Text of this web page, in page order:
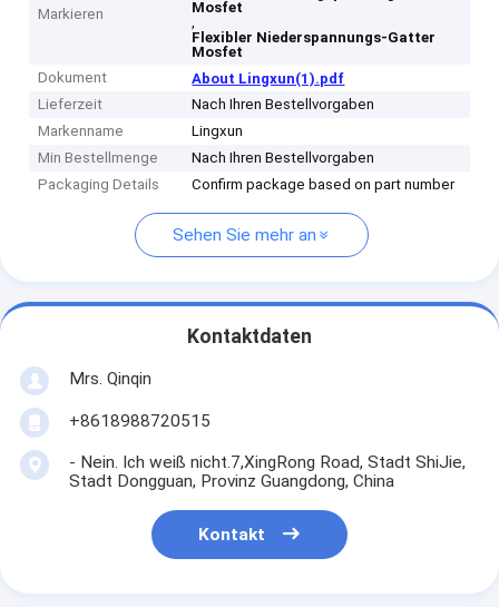
Markieren
Mosfet
,
Flexibler Niederspannungs-Gatter
Mosfet
Dokument
About Lingxun(1).pdf
Lieferzeit
Nach Ihren Bestellvorgaben
Markenname
Lingxun
Min Bestellmenge
Nach Ihren Bestellvorgaben
Packaging Details
Confirm package based on part number
Sehen Sie mehr an
Kontaktdaten
Mrs. Qinqin
+8618988720515
- Nein. Ich weiß nicht.7,XingRong Road, Stadt ShiJie,
Stadt Dongguan, Provinz Guangdong, China
Kontakt